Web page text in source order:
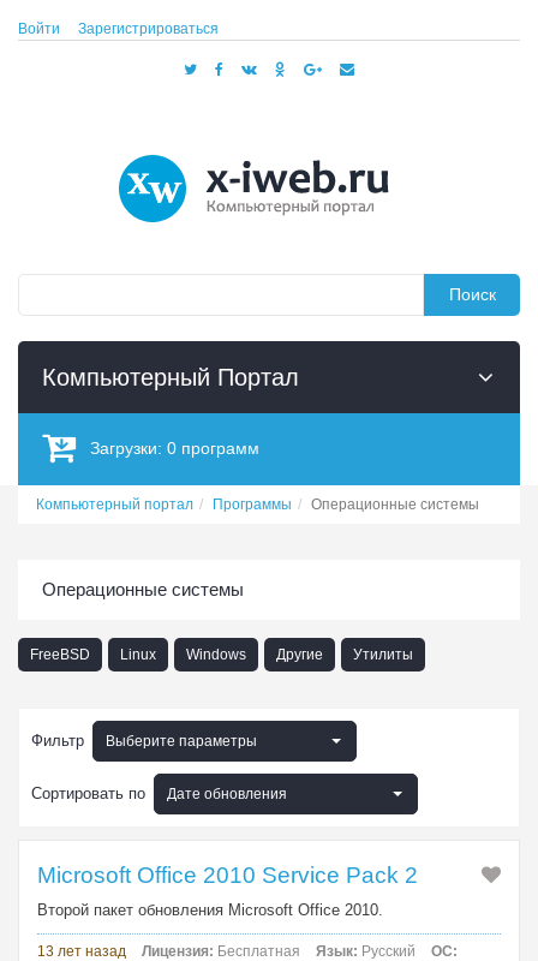
Войти Зарегистрироваться
Поиск
Компьютерный Портал
Загрузки: 0 программ
Компьютерный портал Программы Операционные системы
Операционные системы
FreeBSD Linux Windows Другие Утилиты
Фильтр Выберите параметры
Сортировать по Дате обновления
Microsoft Office 2010 Service Pack 2
Второй пакет обновления Microsoft Office 2010.
13 лет назад Лицензия: Бесплатная Язык: Русский
ОС: